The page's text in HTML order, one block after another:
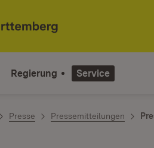
Regierung Service
Presse Pressemitteilungen